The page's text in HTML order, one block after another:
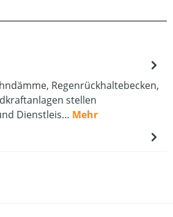
Regenrückhaltebecken,
stellen
Dienstleis… Mehr